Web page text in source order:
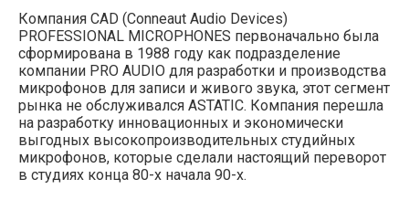
Компания CAD (Conneaut Audio Devices)
PROFESSIONAL MICROPHONES первоначально была
сформирована в 1988 году как подразделение
компании PRO AUDIO для разработки и производства
микрофонов для записи и живого звука, этот сегмент
рынка не обслуживался ASTATIC. Компания перешла
на разработку инновационных и экономически
выгодных высокопроизводительных студийных
микрофонов, которые сделали настоящий переворот
в студиях конца 80-х начала 90-х.